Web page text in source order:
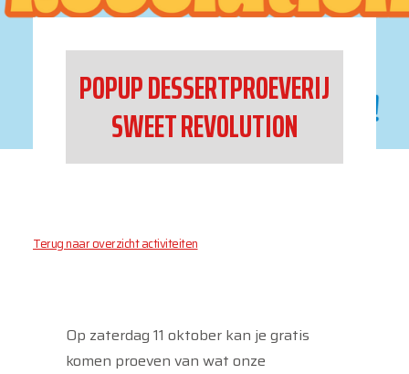
POPUP DESSERTPROEVERIJ
SWEET REVOLUTION
Terug naar overzicht activiteiten
Op zaterdag 11 oktober kan je gratis
komen proeven van wat onze